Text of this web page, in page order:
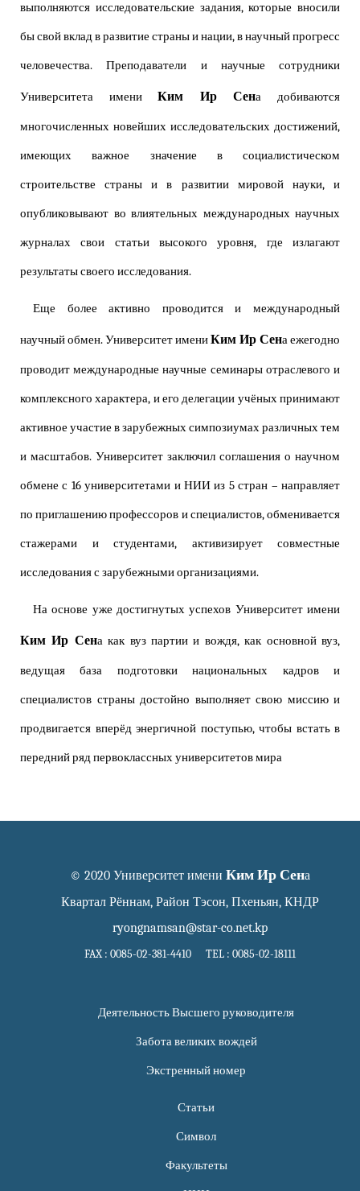
выполняются исследовательские задания, которые вносили
бы свой вклад в развитие страны и нации, в научный прогресс
человечества. Преподаватели и научные сотрудники
Университета имениКим Ир Сена добиваются
многочисленных новейших исследовательских достижений,
имеющих важное значение в социалистическом
строительстве страны и в развитии мировой науки, и
опубликовывают во влиятельных международных научных
журналах свои статьи высокого уровня, где излагают
результаты своего исследования.
Еще более активно проводится и международный
научный обмен. Университет имениКим Ир Сена ежегодно
проводит международные научные семинары отраслевого и
комплексного характера, и его делегации учёных принимают
активное участие в зарубежных симпозиумах различных тем
и масштабов. Университет заключил соглашения о научном
обмене с 16 университетами и НИИ из 5 стран – направляет
по приглашению профессоров и специалистов, обменивается
стажерами и студентами, активизирует совместные
исследования с зарубежными организациями.
На основе уже достигнутых успехов Университет имени
Ким Ир Сена как вуз партии и вождя, как основной вуз,
ведущая база подготовки национальных кадров и
специалистов страны достойно выполняет свою миссию и
продвигается вперёд энергичной поступью, чтобы встать в
передний ряд первоклассных университетов мира
© 2020 Университет имени Ким Ир Сена
Квартал Рённам, Район Тэсон, Пхеньян, КНДР
ryongnamsan@star-co.net.kp
FAX : 0085-02-381-4410 TEL : 0085-02-18111
Деятельность Высшего руководителя
Забота великих вождей
Экстренный номер
Статьи
Символ
Факультеты